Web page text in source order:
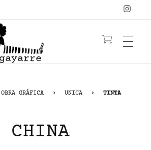
OBRA GRÁFICA › UNICA ›
TINTA
CHINA